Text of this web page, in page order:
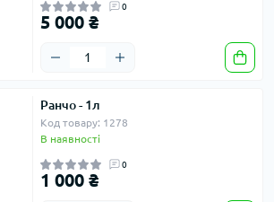
0
5 000 ₴
Ранчо - 1л
Код товару: 1278
В наявності
0
1 000 ₴